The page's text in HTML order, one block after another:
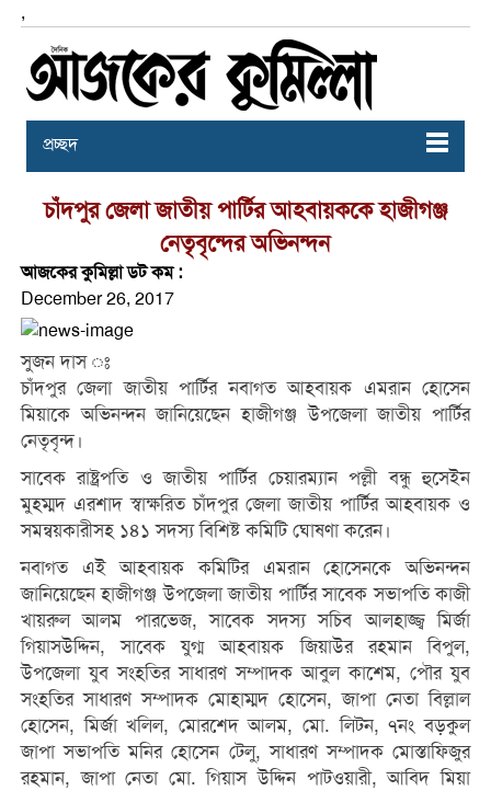
,
প্রচ্ছদ
চাঁদপুর জেলা জাতীয় পার্টির আহবায়ককে হাজীগঞ্জ
নেতৃবৃন্দের অভিনন্দন
আজকের কুমিল্লা ডট কম :
December 26, 2017
সুজন দাস ঃ
চাঁদপুর জেলা জাতীয় পার্টির নবাগত আহবায়ক এমরান হোসেন
মিয়াকে অভিনন্দন জানিয়েছেন হাজীগঞ্জ উপজেলা জাতীয় পার্টির
নেতৃবৃন্দ।
সাবেক রাষ্ট্রপতি ও জাতীয় পার্টির চেয়ারম্যান পল্লী বন্ধু হুসেইন
মুহম্মদ এরশাদ স্বাক্ষরিত চাঁদপুর জেলা জাতীয় পার্টির আহবায়ক ও
সমন্বয়কারীসহ ১৪১ সদস্য বিশিষ্ট কমিটি ঘোষণা করেন।
নবাগত এই আহবায়ক কমিটির এমরান হোসেনকে অভিনন্দন
জানিয়েছেন হাজীগঞ্জ উপজেলা জাতীয় পার্টির সাবেক সভাপতি কাজী
খায়রুল আলম পারভেজ, সাবেক সদস্য সচিব আলহাজ্জ্ব মির্জা
গিয়াসউদ্দিন, সাবেক যুগ্ম আহবায়ক জিয়াউর রহমান বিপুল,
উপজেলা যুব সংহতির সাধারণ সম্পাদক আবুল কাশেম, পৌর যুব
সংহতির সাধারণ সম্পাদক মোহাম্মদ হোসেন, জাপা নেতা বিল্লাল
হোসেন, মির্জা খলিল, মোরশেদ আলম, মো. লিটন, ৭নং বড়কুল
জাপা সভাপতি মনির হোসেন টেলু, সাধারণ সম্পাদক মোস্তাফিজুর
রহমান, জাপা নেতা মো. গিয়াস উদ্দিন পাটওয়ারী, আবিদ মিয়া